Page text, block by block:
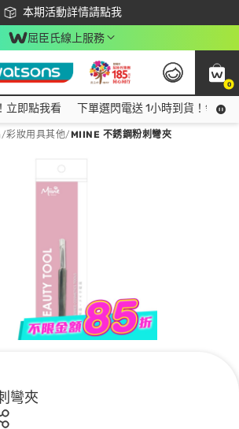
本期活動詳情請點我
下載app最高回饋$350
屈臣氏線上服務
0
點我看
立即點我看 下單選閃電送 1小時到貨！領神
/彩妝用具其他/MIINE 不銹鋼粉刺彎夾
彎夾